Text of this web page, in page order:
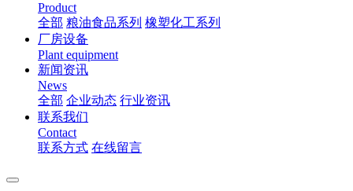
Product
全部 粮油食品系列 橡塑化工系列
厂房设备
Plant equipment
新闻资讯
News
全部 企业动态 行业资讯
联系我们
Contact
联系方式 在线留言